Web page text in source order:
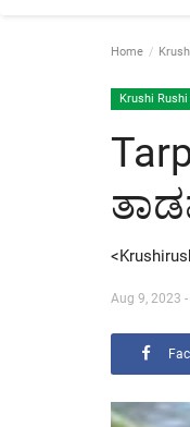
Home
Krushi Rushi
Aug 9, 2023